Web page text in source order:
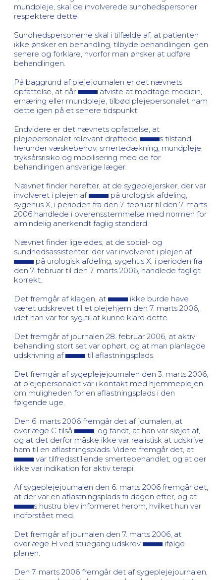
mundpleje, skal de involverede sundhedspersoner
respektere dette.
Sundhedspersonerne skal i tilfælde af, at patienten
ikke ønsker en behandling, tilbyde behandlingen igen
senere og forklare, hvorfor man ønsker at udføre
behandlingen.
På baggrund af plejejournalen er det nævnets
opfattelse, at når
afviste at modtage medicin,
ernæring eller mundpleje, tilbød plejepersonalet ham
dette igen på et senere tidspunkt.
Endvidere er det nævnets opfattelse, at
plejepersonalet relevant drøftede
s tilstand
herunder væskebehov, smertedækning, mundpleje,
tryksårsrisiko og mobilisering med de for
behandlingen ansvarlige læger.
Nævnet finder herefter, at de sygeplejersker, der var
involveret i plejen af
på urologisk afdeling,
sygehus X, i perioden fra den 7. februar til den 7. marts
2006 handlede i overensstemmelse med normen for
almindelig anerkendt faglig standard.
Nævnet finder ligeledes, at de social- og
sundhedsassistenter, der var involveret i plejen af
på urologisk afdeling, sygehus X, i perioden fra
den 7. februar til den 7. marts 2006, handlede fagligt
korrekt.
Det fremgår af klagen, at
ikke burde have
været udskrevet til et plejehjem den 7. marts 2006,
idet han var for syg til at kunne klare dette.
Det fremgår af journalen 28. februar 2006, at aktiv
behandling stort set var ophørt, og at man planlagde
udskrivning af
til aflastningsplads.
Det fremgår af sygeplejejournalen den 3. marts 2006,
at plejepersonalet var i kontakt med hjemmeplejen
om muligheden for en aflastningsplads i den
følgende uge.
Den 6. marts 2006 fremgår det af journalen, at
overlæge C tilså
, og fandt, at han var sløjet af,
og at det derfor måske ikke var realistisk at udskrive
ham til en aflastningsplads. Videre fremgår det, at
var tilfredsstillende smertebehandlet, og at der
ikke var indikation for aktiv terapi.
Af sygeplejejournalen den 6. marts 2006 fremgår det,
at der var en aflastningsplads fri dagen efter, og at
s hustru blev informeret herom, hvilket hun var
indforstået med.
Det fremgår af journalen den 7. marts 2006, at
overlæge H ved stuegang udskrev
ifølge
planen.
Den 7. marts 2006 fremgår det af sygeplejejournalen,